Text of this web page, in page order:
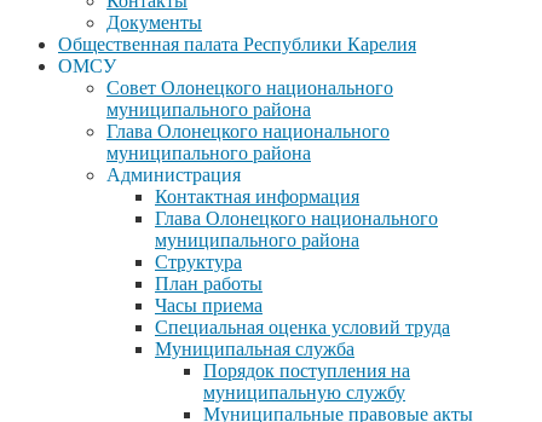
Документы
Общественная палата Республики Карелия
ОМСУ
Совет Олонецкого национального
муниципального района
Глава Олонецкого национального
муниципального района
Администрация
Контактная информация
Глава Олонецкого национального
муниципального района
Структура
План работы
Часы приема
Специальная оценка условий труда
Муниципальная служба
Порядок поступления на
муниципальную службу
Муниципальные правовые акты